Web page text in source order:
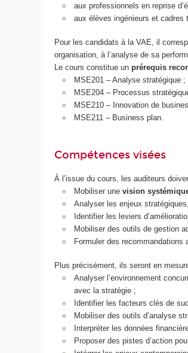
aux professionnels en reprise
aux élèves ingénieurs et cadres
Pour les candidats à la VAE, il
organisation, à l’analyse de sa
Le cours constitue unprérequis
MSE201 – Analyse stratégique ;
MSE204 – Processus
MSE210 – Innovation de
MSE211 – Business plan.
Compétences visées
À l’issue du cours, les auditeurs
Mobiliser une vision
Analyser les enjeux
Identifier les leviers
Mobiliser des outils de gestion
Formuler des recommandations
Plus précisément, ils seront en
Analyser l’environnement
avec la stratégie ;
Identifier les facteurs clés de
Mobiliser des outils d’analyse
Interpréter les données
Proposer des pistes d’action